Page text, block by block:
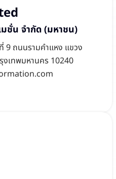
ชั่น จำกัด (มหาชน)
9 ถนนรามคำแหง แขวง
งเทพมหานคร 10240